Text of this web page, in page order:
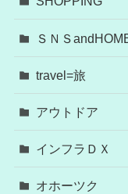
ＳＮＳ
travel=旅
アウトドア
インフラＤＸ
オホーツク